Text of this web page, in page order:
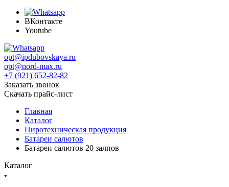
ВКонтакте
Youtube
opt@ipdubovskaya.ru
opt@nord-max.ru
+7 (921) 652-82-82
Заказать звонок
Скачать прайс-лист
Главная
Каталог
Пиротехническая продукция
Батареи салютов
Батареи салютов 20 залпов
Каталог